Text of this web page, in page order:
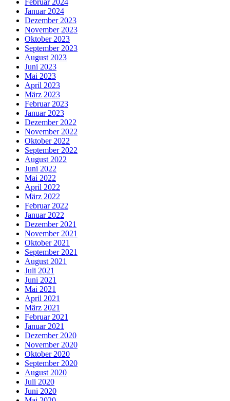
Februar 2024
Januar 2024
Dezember 2023
November 2023
Oktober 2023
September 2023
August 2023
Juni 2023
Mai 2023
April 2023
März 2023
Februar 2023
Januar 2023
Dezember 2022
November 2022
Oktober 2022
September 2022
August 2022
Juni 2022
Mai 2022
April 2022
März 2022
Februar 2022
Januar 2022
Dezember 2021
November 2021
Oktober 2021
September 2021
August 2021
Juli 2021
Juni 2021
Mai 2021
April 2021
März 2021
Februar 2021
Januar 2021
Dezember 2020
November 2020
Oktober 2020
September 2020
August 2020
Juli 2020
Juni 2020